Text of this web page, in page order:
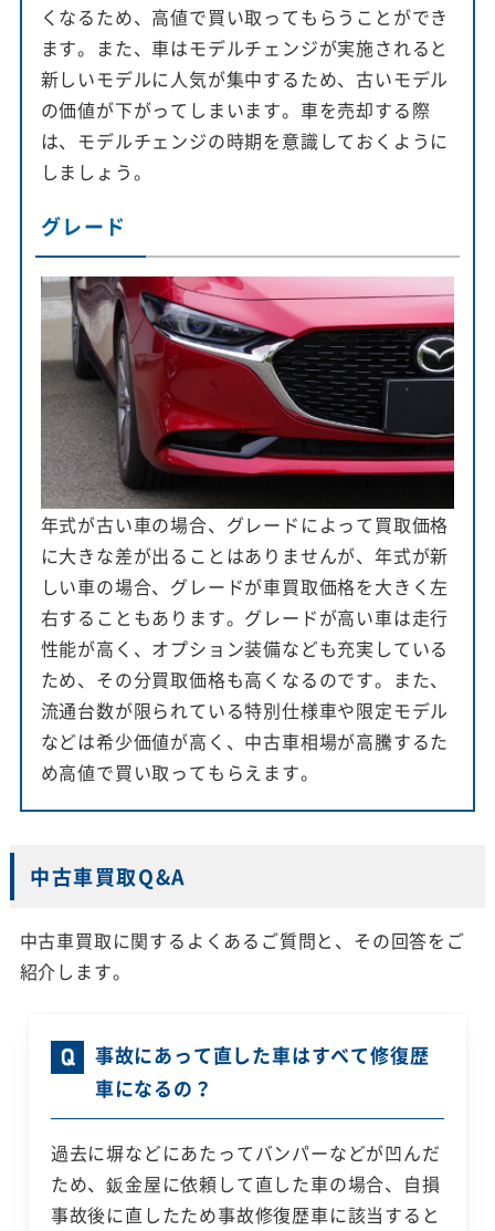
くなるため、高値で買い取ってもらうことができ
ます。また、車はモデルチェンジが実施されると
新しいモデルに人気が集中するため、古いモデル
の価値が下がってしまいます。車を売却する際
は、モデルチェンジの時期を意識しておくように
しましょう。
グレード
年式が古い車の場合、グレードによって買取価格
に大きな差が出ることはありませんが、年式が新
しい車の場合、グレードが車買取価格を大きく左
右することもあります。グレードが高い車は走行
性能が高く、オプション装備なども充実している
ため、その分買取価格も高くなるのです。また、
流通台数が限られている特別仕様車や限定モデル
などは希少価値が高く、中古車相場が高騰するた
め高値で買い取ってもらえます。
中古車買取Q&A
中古車買取に関するよくあるご質問と、その回答をご
紹介します。
事故にあって直した車はすべて修復歴
車になるの？
過去に塀などにあたってバンパーなどが凹んだ
ため、鈑金屋に依頼して直した車の場合、自損
事故後に直したため事故修復歴車に該当すると